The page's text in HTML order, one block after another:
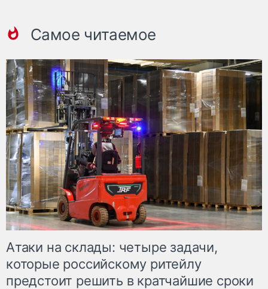
Самое читаемое
Атаки на склады: четыре задачи,
которые российскому ритейлу
предстоит решить в кратчайшие сроки